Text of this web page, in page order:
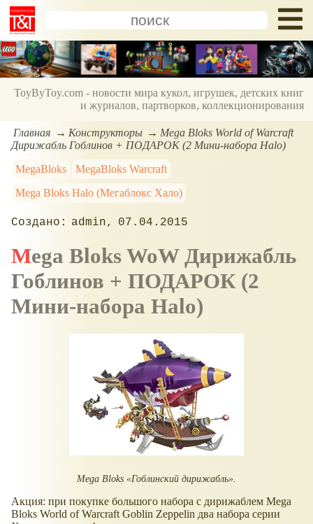
ToyByToy.com - новости мира кукол, игрушек, детских книг
и журналов, партворков, коллекционирования
Главная Конструкторы
Mega Bloks World of Warcraft
Дирижабль Гоблинов + ПОДАРОК (2 Мини-набора Halo)
MegaBloks
MegaBloks Warcraft
Mega Bloks Halo (Мегаблокс Хало)
admin 07.04.2015
Mega Bloks WoW Дирижабль
Гоблинов + ПОДАРОК (2
Мини-набора Halo)
Mega Bloks «Гоблинский дирижабль».
Акция: при покупке большого набора с дирижаблем Mega
Bloks World of Warcraft Goblin Zeppelin два набора серии